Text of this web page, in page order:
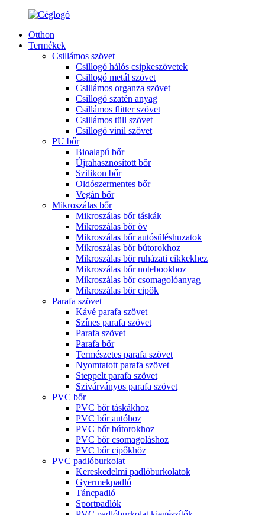
Otthon
Termékek
Csillámos szövet
Csillogó hálós csipkeszövetek
Csillogó metál szövet
Csillámos organza szövet
Csillogó szatén anyag
Csillámos flitter szövet
Csillámos tüll szövet
Csillogó vinil szövet
PU bőr
Bioalapú bőr
Újrahasznosított bőr
Szilikon bőr
Oldószermentes bőr
Vegán bőr
Mikroszálas bőr
Mikroszálas bőr táskák
Mikroszálas bőr öv
Mikroszálas bőr autósüléshuzatok
Mikroszálas bőr bútorokhoz
Mikroszálas bőr ruházati cikkekhez
Mikroszálas bőr notebookhoz
Mikroszálas bőr csomagolóanyag
Mikroszálas bőr cipők
Parafa szövet
Kávé parafa szövet
Színes parafa szövet
Parafa szövet
Parafa bőr
Természetes parafa szövet
Nyomtatott parafa szövet
Steppelt parafa szövet
Szivárványos parafa szövet
PVC bőr
PVC bőr táskákhoz
PVC bőr autóhoz
PVC bőr bútorokhoz
PVC bőr csomagoláshoz
PVC bőr cipőkhöz
PVC padlóburkolat
Kereskedelmi padlóburkolatok
Gyermekpadló
Táncpadló
Sportpadlók